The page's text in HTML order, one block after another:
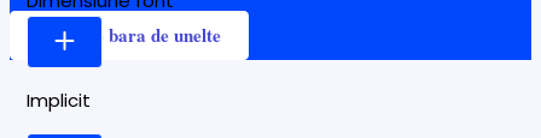
Ascunde bara de unelte
Implicit